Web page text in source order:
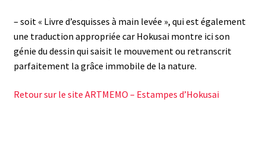
– soit « Livre d’esquisses à main levée », qui est également
une traduction appropriée car Hokusai montre ici son
génie du dessin qui saisit le mouvement ou retranscrit
parfaitement la grâce immobile de la nature.
Retour sur le site ARTMEMO – Estampes d’Hokusai